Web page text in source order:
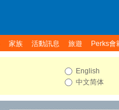
家族 活動訊息 旅遊 Perks會
English
中文简体